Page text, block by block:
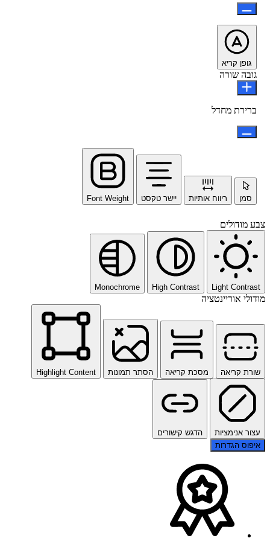
גופן קריא
גובה שורה
ברירת מחדל
סמן ריווח אותיות יישר טקסט Font Weight
צבע מודולים
Light Contrast
High Contrast
Monochrome
מודולי אוריינטציה
שורת קריאה מסכת קריאה הסתר תמונות Highlight Content
עצור אנימציות
הדגש קישורים
איפוס הגדרות